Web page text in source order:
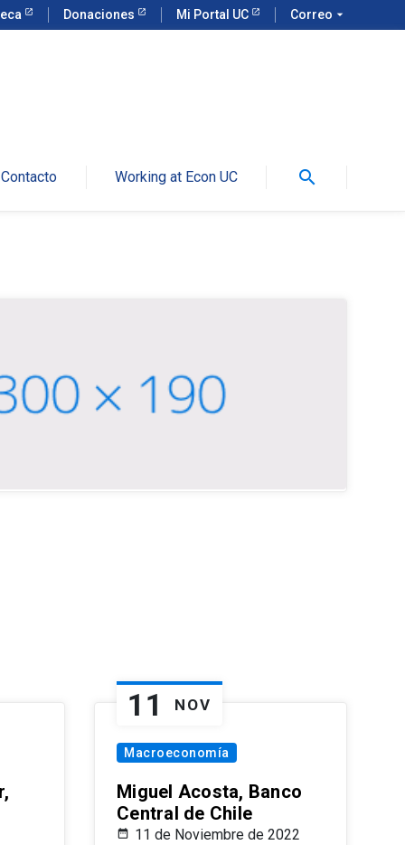
Donaciones Mi Portal UC Correo arrow_drop_down
Contacto Working at Econ UC search
11 NOV
Macroeconomía
Miguel Acosta, Banco
Central de Chile
11 de Noviembre de 2022